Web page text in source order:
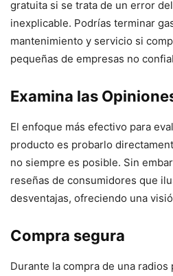
gratuita si se trata de un error
inexplicable. Podrías terminar
mantenimiento y servicio si
pequeñas de empresas no
Examina las
El enfoque más efectivo para
producto es probarlo
no siempre es posible. Sin
reseñas de consumidores que
desventajas, ofreciendo una
Compra segura
Durante la compra de una